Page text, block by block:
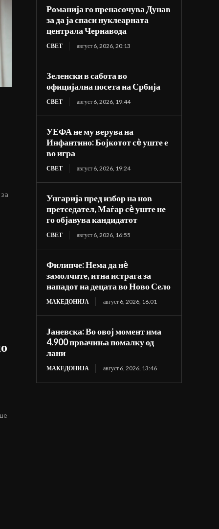
Романија го пренасочува Дунав
за да ја спаси нуклеарната
централа Чернавода
СВЕТ август 6, 2026, 20:13
Зеленски в сабота во
официјална посета на Србија
СВЕТ август 6, 2026, 19:44
УЕФА не му верува на
Инфантино: Бојкотот сè уште е
во игра
СВЕТ август 6, 2026, 19:24
Унгарија пред избор на нов
претседател, Маѓар сè уште не
го објавува кандидатот
СВЕТ август 6, 2026, 16:55
Филипче: Нема да нè
замолчите, итна истрага за
нападот на децата во Ново Село
МАКЕДОНИЈА август 6, 2026, 16:01
Јаневска: Во овој момент има
4.900 првачиња помалку од
лани
МАКЕДОНИЈА август 6, 2026, 13:46